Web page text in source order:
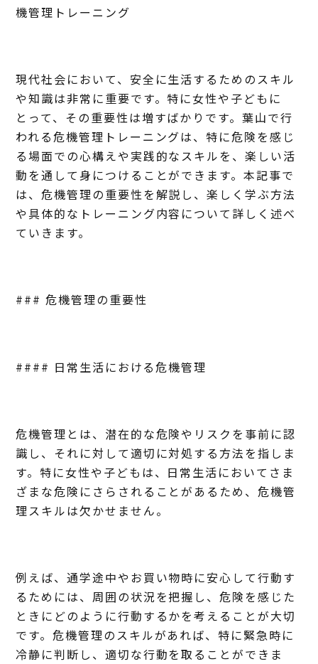
機管理トレーニング
現代社会において、安全に生活するためのスキル
や知識は非常に重要です。特に女性や子どもに
とって、その重要性は増すばかりです。葉山で行
われる危機管理トレーニングは、特に危険を感じ
る場面での心構えや実践的なスキルを、楽しい活
動を通して身につけることができます。本記事で
は、危機管理の重要性を解説し、楽しく学ぶ方法
や具体的なトレーニング内容について詳しく述べ
ていきます。
### 危機管理の重要性
#### 日常生活における危機管理
危機管理とは、潜在的な危険やリスクを事前に認
識し、それに対して適切に対処する方法を指しま
す。特に女性や子どもは、日常生活においてさま
ざまな危険にさらされることがあるため、危機管
理スキルは欠かせません。
例えば、通学途中やお買い物時に安心して行動す
るためには、周囲の状況を把握し、危険を感じた
ときにどのように行動するかを考えることが大切
です。危機管理のスキルがあれば、特に緊急時に
冷静に判断し、適切な行動を取ることができま